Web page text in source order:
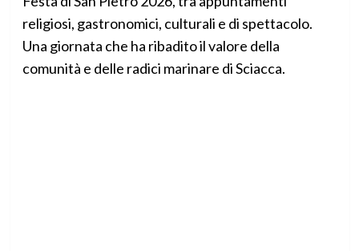
religiosi, gastronomici, culturali e di spettacolo.
Una giornata che ha ribadito il valore della
comunità e delle radici marinare di Sciacca.